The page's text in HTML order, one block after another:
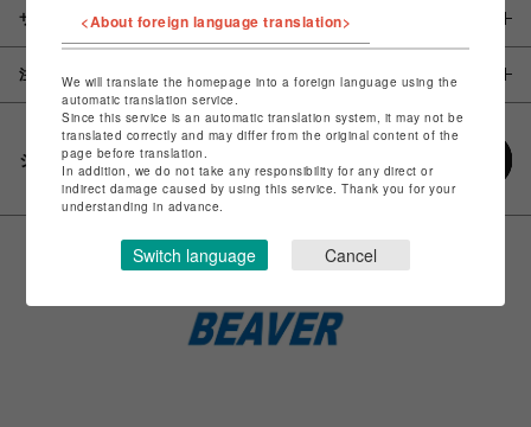
サイズ
注意事項
シェアする
<About foreign language translation>
We will translate the homepage into a foreign language using the
automatic translation service.
Since this service is an automatic translation system, it may not be
translated correctly and may differ from the original content of the
page before translation.
In addition, we do not take any responsibility for any direct or
indirect damage caused by using this service. Thank you for your
understanding in advance.
Switch language Cancel